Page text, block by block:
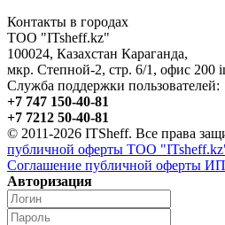
Контакты в городах
ТОО "ITsheff.kz"
100024, Казахстан Караганда,
мкр. Степной-2, стр. 6/1, офис 200
Служба поддержки пользователей:
+7 747 150-40-81
+7 7212 50-40-81
© 2011-2026 ITSheff. Все права
публичной оферты ТОО
Соглашение публичной оферты
Авторизация